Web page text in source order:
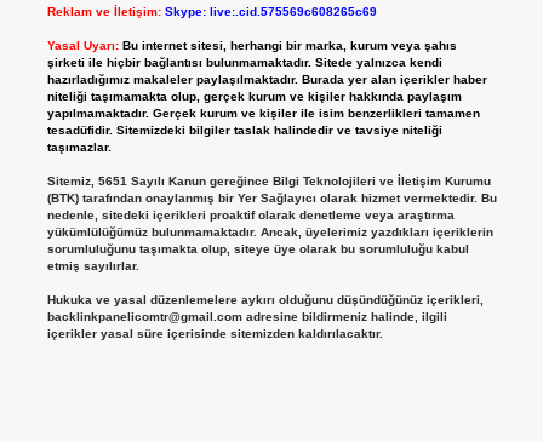
Reklam ve İletişim: Skype: live:.cid.575569c608265c69
Yasal Uyarı: Bu internet sitesi, herhangi bir marka, kurum veya şahıs
şirketi ile hiçbir bağlantısı bulunmamaktadır. Sitede yalnızca kendi
hazırladığımız makaleler paylaşılmaktadır. Burada yer alan içerikler haber
niteliği taşımamakta olup, gerçek kurum ve kişiler hakkında paylaşım
yapılmamaktadır. Gerçek kurum ve kişiler ile isim benzerlikleri tamamen
tesadüfidir. Sitemizdeki bilgiler taslak halindedir ve tavsiye niteliği
taşımazlar.
Sitemiz, 5651 Sayılı Kanun gereğince Bilgi Teknolojileri ve İletişim Kurumu
(BTK) tarafından onaylanmış bir Yer Sağlayıcı olarak hizmet vermektedir. Bu
nedenle, sitedeki içerikleri proaktif olarak denetleme veya araştırma
yükümlülüğümüz bulunmamaktadır. Ancak, üyelerimiz yazdıkları içeriklerin
sorumluluğunu taşımakta olup, siteye üye olarak bu sorumluluğu kabul
etmiş sayılırlar.
Hukuka ve yasal düzenlemelere aykırı olduğunu düşündüğünüz içerikleri,
backlinkpanelicomtr@gmail.comadresine bildirmeniz halinde, ilgili
içerikler yasal süre içerisinde sitemizden kaldırılacaktır.